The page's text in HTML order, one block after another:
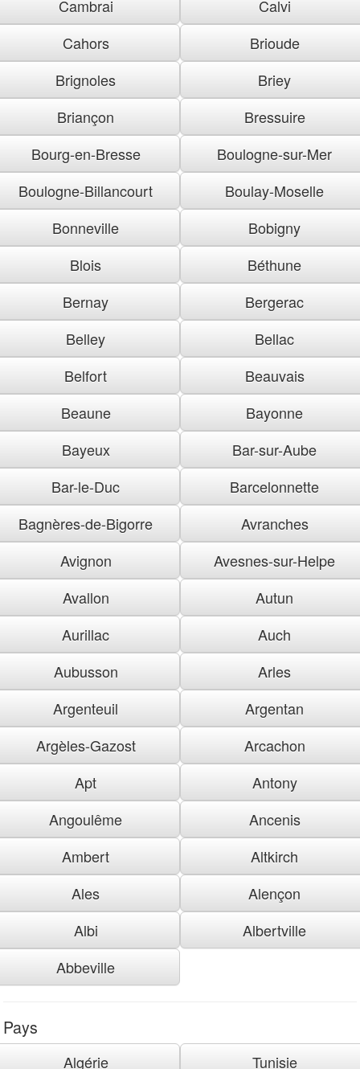
Cambrai
Calvi
Cahors
Brioude
Brignoles
Briey
Briançon
Bressuire
Bourg-en-Bresse
Boulogne-sur-Mer
Boulogne-Billancourt
Boulay-Moselle
Bonneville
Bobigny
Blois
Béthune
Bernay
Bergerac
Belley
Bellac
Belfort
Beauvais
Beaune
Bayonne
Bayeux
Bar-sur-Aube
Bar-le-Duc
Barcelonnette
Bagnères-de-Bigorre
Avranches
Avignon
Avesnes-sur-Helpe
Avallon
Autun
Aurillac
Auch
Aubusson
Arles
Argenteuil
Argentan
Argèles-Gazost
Arcachon
Apt
Antony
Angoulême
Ancenis
Ambert
Altkirch
Ales
Alençon
Albi
Albertville
Abbeville
Pays
Algérie
Tunisie